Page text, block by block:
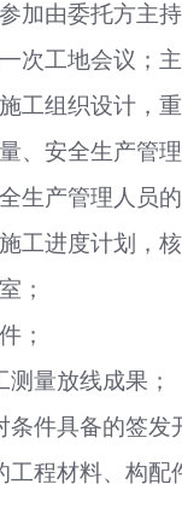
加由委托方主
次工地会议；
工组织设计，
、安全生产管
生产管理人员的
工进度计划，
；
；
量放线成果；
件具备的签发
工程材料、构